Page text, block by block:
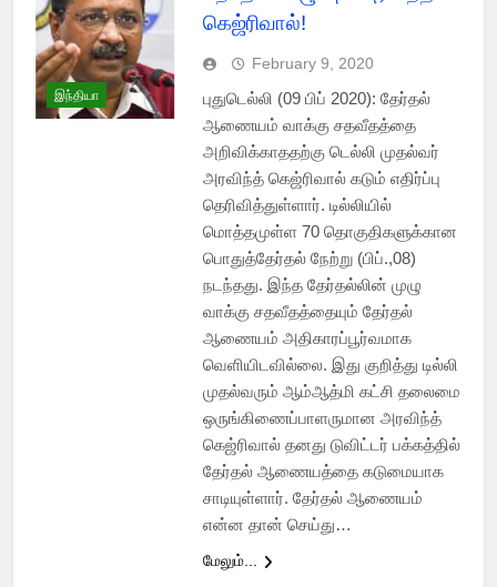
இந்தியா
கெஜ்ரிவால்!
February 9, 2020
புதுடெல்லி (09 பிப் 2020): தேர்தல்
ஆணையம் வாக்கு சதவீதத்தை
அறிவிக்காததற்கு டெல்லி முதல்வர்
அரவிந்த் கெஜ்ரிவால் கடும் எதிர்ப்பு
தெரிவித்துள்ளார். டில்லியில்
மொத்தமுள்ள 70 தொகுதிகளுக்கான
பொதுத்தேர்தல் நேற்று (பிப்.,08)
நடந்தது. இந்த தேர்தல்லின் முழு
வாக்கு சதவீதத்தையும் தேர்தல்
ஆணையம் அதிகாரப்பூர்வமாக
வெளியிடவில்லை. இது குறித்து டில்லி
முதல்வரும் ஆம்ஆத்மி கட்சி தலைமை
ஒருங்கிணைப்பாளருமான அரவிந்த்
கெஜ்ரிவால் தனது டுவிட்டர் பக்கத்தில்
தேர்தல் ஆணையத்தை கடுமையாக
சாடியுள்ளார். தேர்தல் ஆணையம்
என்ன தான் செய்து…
மேலும்...